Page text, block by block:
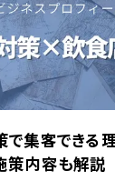
集客できる
策内容も解説